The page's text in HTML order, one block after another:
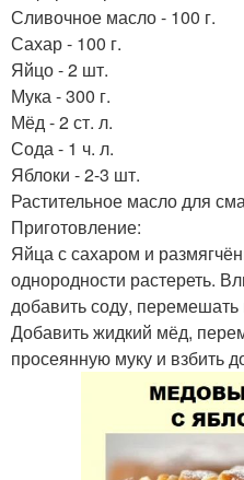
Сливочное масло - 100 г.
Сахар - 100 г.
Яйцо - 2 шт.
Мука - 300 г.
Мёд - 2 ст. л.
Сода - 1 ч. л.
Яблоки - 2-3 шт.
Растительное масло для
Приготовление:
Яйца с сахаром и
однородности растереть.
добавить соду, перемешать
Добавить жидкий мёд,
просеянную муку и взбить